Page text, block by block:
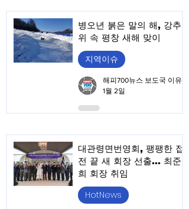
병오년 붉은 말의 해, 강추
위 속 평창 새해 맞이
지역이슈
1월 2일
대관령면번영회, 팽팽한 접
전 끝 새 회장 선출… 최준
희 회장 취임
HotNews